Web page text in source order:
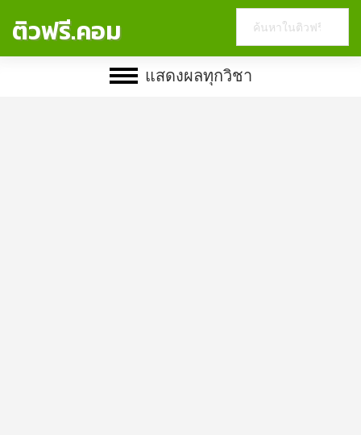
ติวฟรี.คอม
website
แสดงผลทุกวิชา